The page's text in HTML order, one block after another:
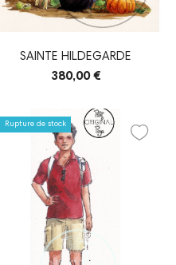
SAINTE HILDEGARDE
380,00 €
Rupture de stock